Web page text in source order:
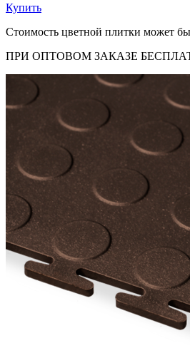
Купить
Стоимость цветной плитки может
ПРИ ОПТОВОМ ЗАКАЗЕ